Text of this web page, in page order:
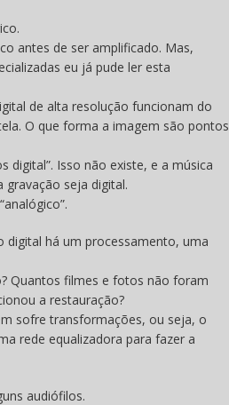
antes de ser amplificado. Mas,
eu já pude ler esta
de alta resolução funcionam do
O que forma a imagem são pontos
digital”. Isso não existe, e a música
seja digital.
digital há um processamento, uma
Quantos filmes e fotos não foram
a restauração?
sofre transformações, ou seja, o
rede equalizadora para fazer a
audiófilos.